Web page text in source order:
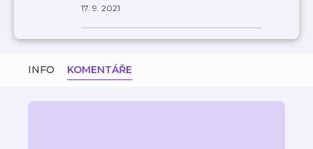
17. 9. 2021
INFO KOMENTÁŘE